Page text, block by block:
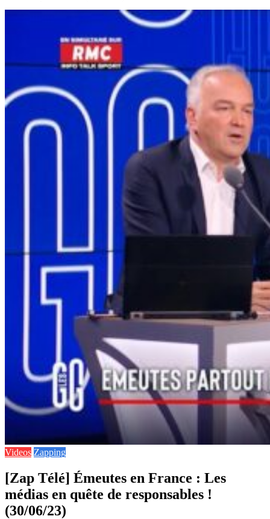
Videos Zapping
[Zap Télé] Émeutes en France : Les
médias en quête de responsables !
(30/06/23)